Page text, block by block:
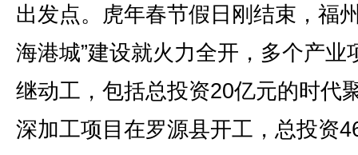
出发点。虎年春节假日刚结束，福
海港城”建设就火力全开，多个产业
继动工，包括总投资20亿元的时代
深加工项目在罗源县开工，总投资